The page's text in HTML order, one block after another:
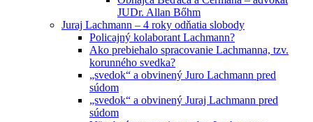
JUDr. Allan Bőhm
Juraj Lachmann – 4 roky odňatia slobody
Policajný kolaborant Lachmann?
Ako prebiehalo spracovanie Lachmanna, tzv.
korunného svedka?
„svedok“ a obvinený Juro Lachmann pred
súdom
„svedok“ a obvinený Juraj Lachmann pred
súdom